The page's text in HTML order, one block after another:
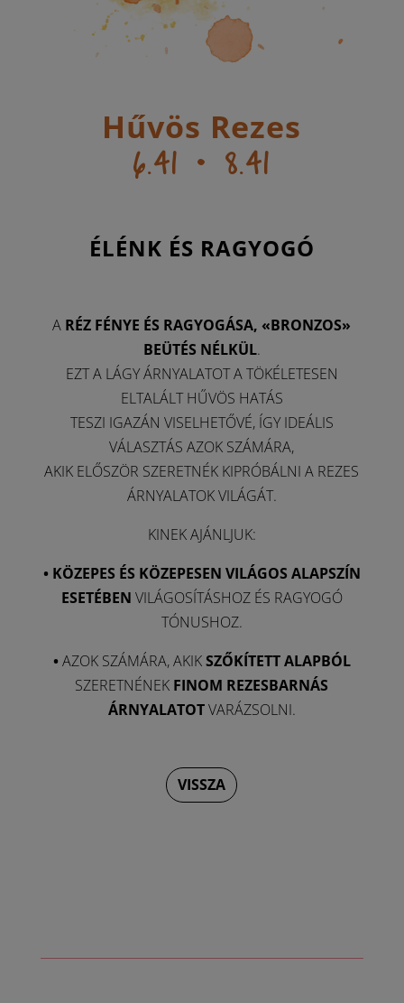
Hűvös Rezes
6.41 • 8.41
ÉLÉNK ÉS RAGYOGÓ
A RÉZ FÉNYE ÉS RAGYOGÁSA, «BRONZOS»
BEÜTÉS NÉLKÜL.
EZT A LÁGY ÁRNYALATOT A TÖKÉLETESEN
ELTALÁLT HŰVÖS HATÁS
TESZI IGAZÁN VISELHETŐVÉ, ÍGY IDEÁLIS
VÁLASZTÁS AZOK SZÁMÁRA,
AKIK ELŐSZÖR SZERETNÉK KIPRÓBÁLNI A REZES
ÁRNYALATOK VILÁGÁT.
KINEK AJÁNLJUK:
• KÖZEPES ÉS KÖZEPESEN VILÁGOS ALAPSZÍN
ESETÉBEN VILÁGOSÍTÁSHOZ ÉS RAGYOGÓ
TÓNUSHOZ.
•AZOK SZÁMÁRA, AKIKSZŐKÍTETT ALAPBÓL
SZERETNÉNEK FINOM REZESBARNÁS
ÁRNYALATOTVARÁZSOLNI.
VISSZA